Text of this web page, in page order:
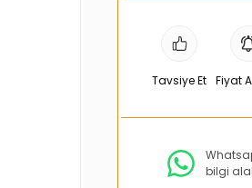
Tavsiye Et Fiyat
bilgi